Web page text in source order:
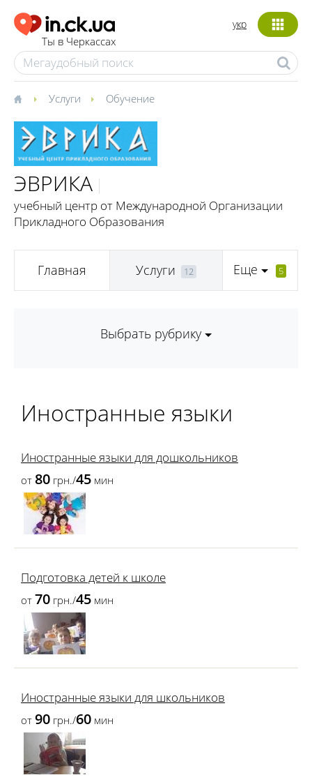
Ты в Черкассах
укр
Услуги Обучение
ЭВРИКА
учебный центр от Международной Организации
Прикладного Образования
Главная Услуги 12 Еще 5
Выбрать рубрику
Иностранные языки
Иностранные языки для дошкольников
от 80 грн./45 мин
Подготовка детей к школе
от 70 грн./45 мин
Иностранные языки для школьников
от 90 грн./60 мин